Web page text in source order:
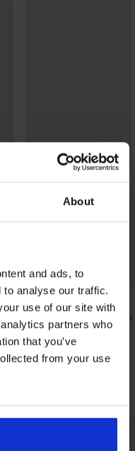
About
and ads, to
to analyse our traffic.
use of our site with
partners who
that you’ve
from your use
4,8
Έκπτωση -50%
Σουτιέν Soft Lace II
μπανέλες
18,50 €36,99 €